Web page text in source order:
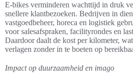
E-bikes verminderen wachttijd in druk
snellere klantbezoeken. Bedrijven in
vastgoedbeheer, horeca en logistiek
voor salesafspraken, facilityrondes en
Daardoor daalt de kost per kilometer,
verlagen zonder in te boeten op
Impact op duurzaamheid en imago